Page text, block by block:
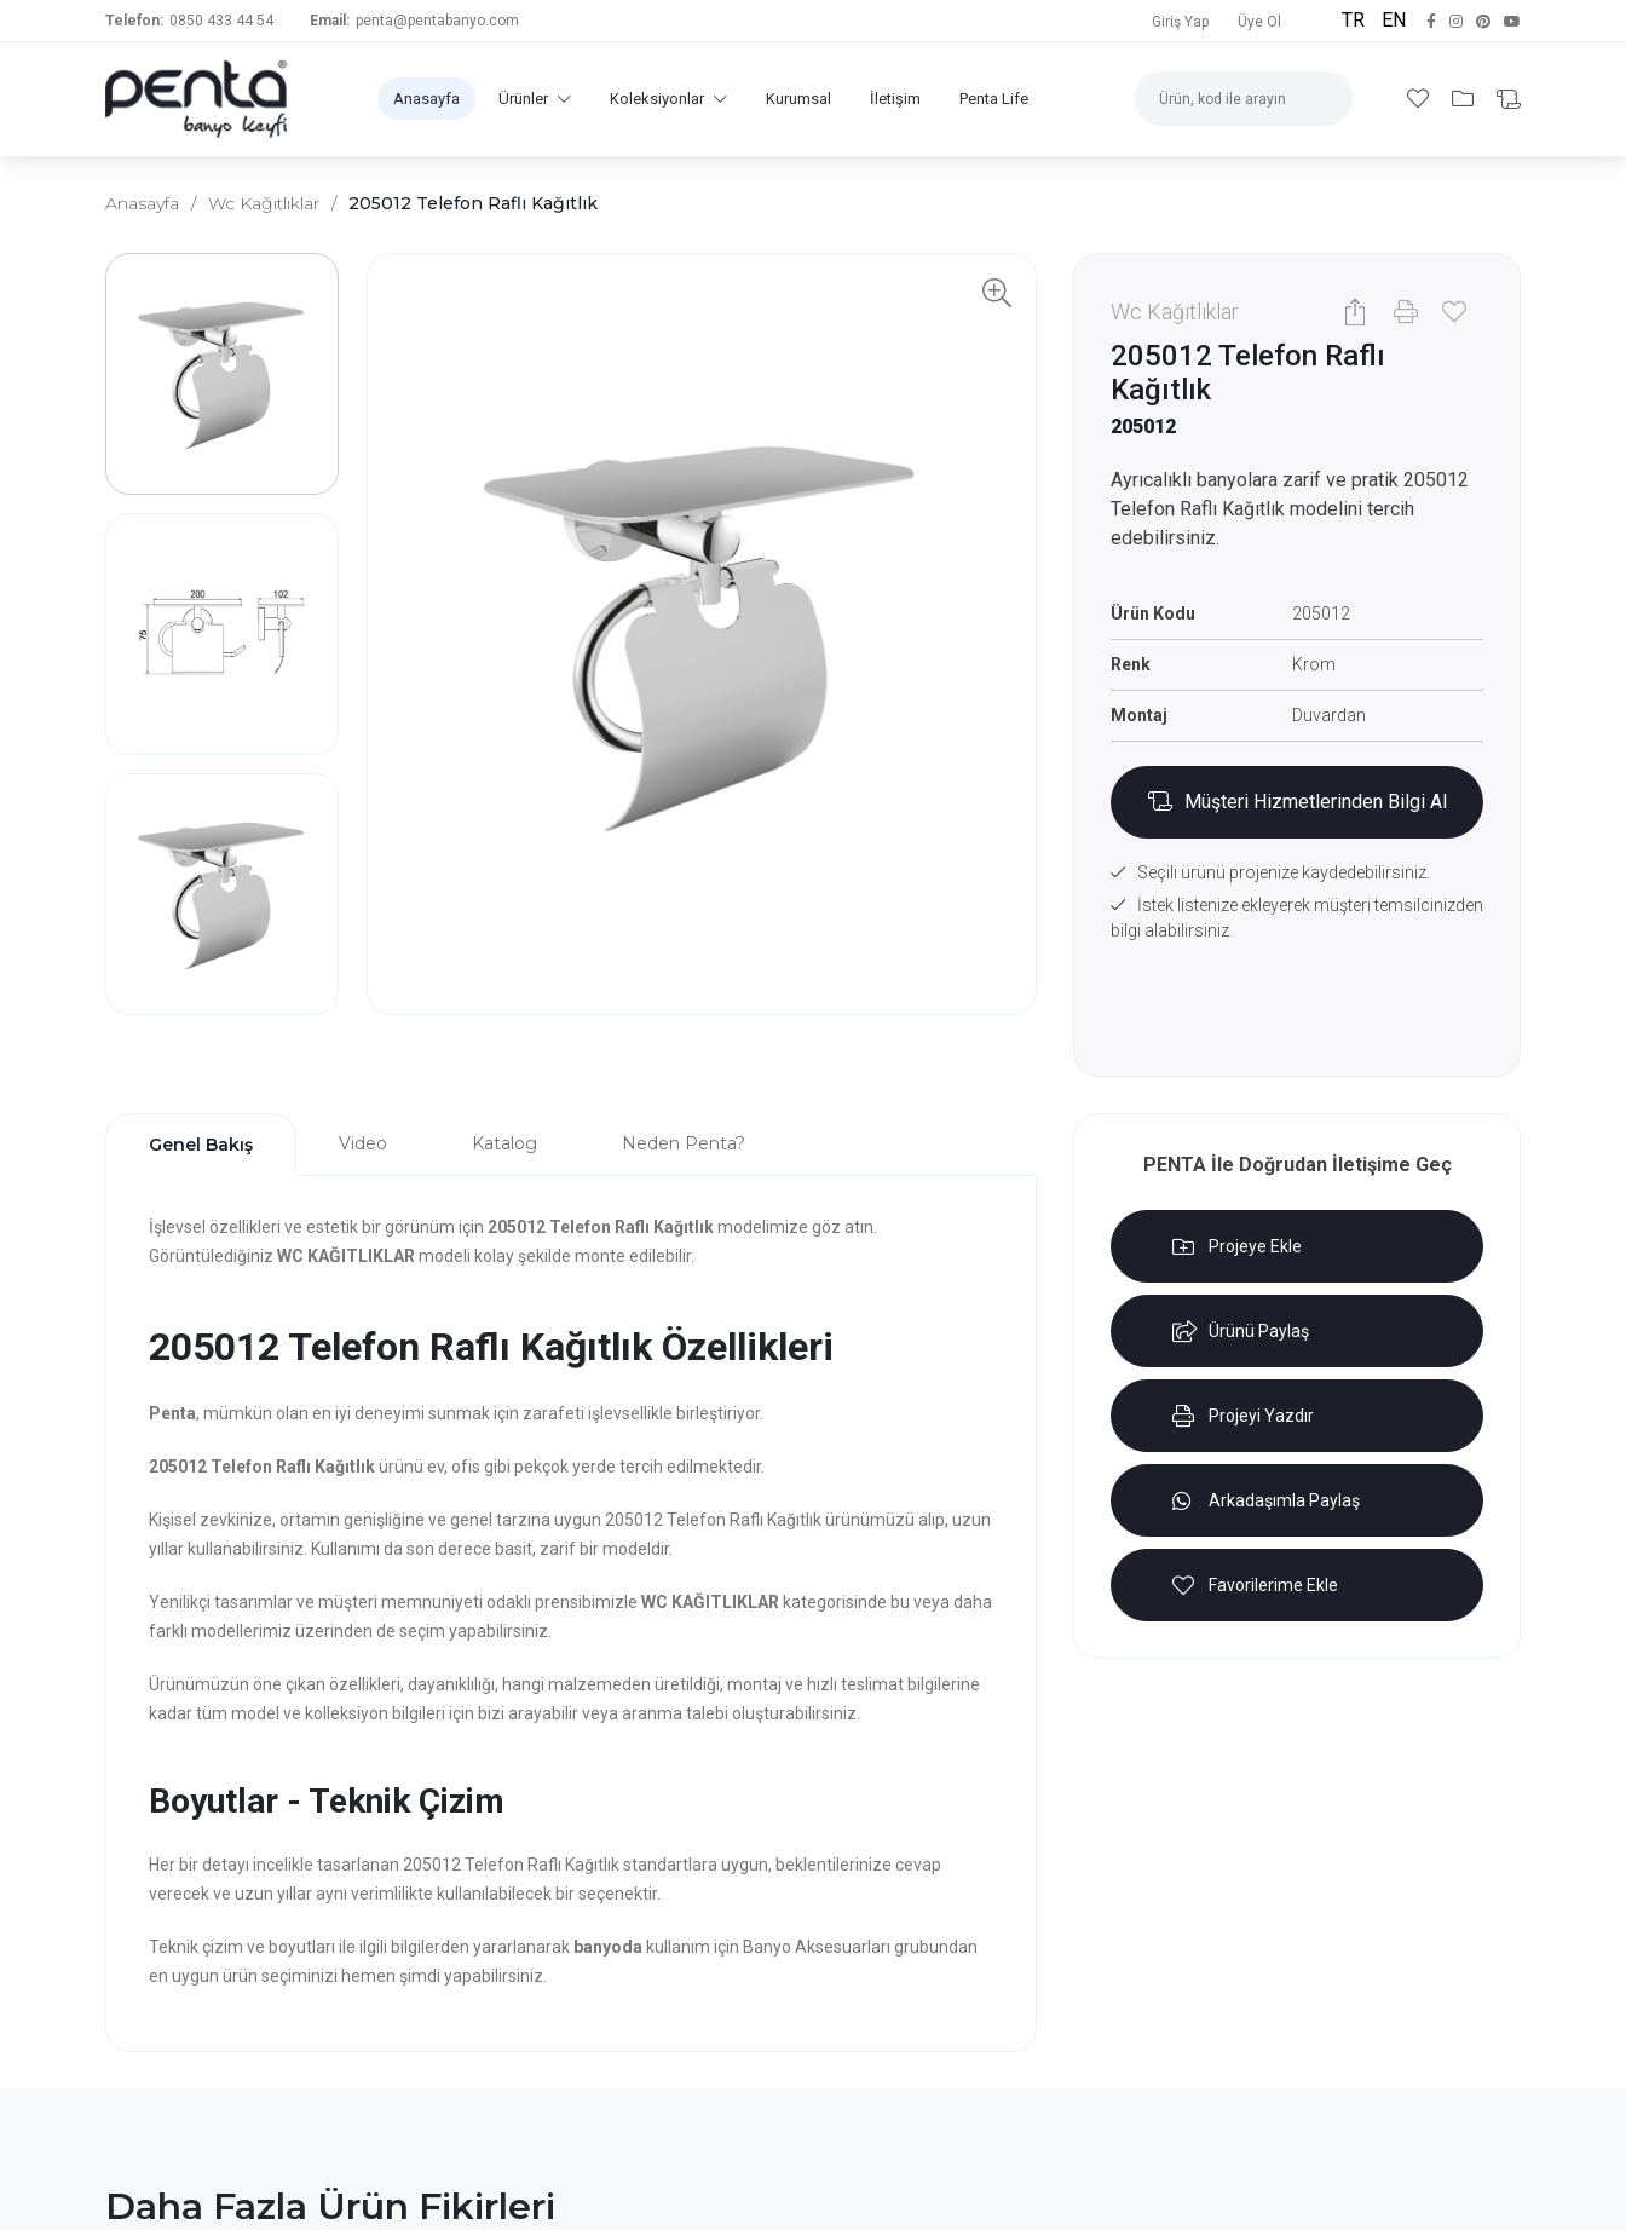
Telefon: 0850 433 44 54 Email: penta@pentabanyo.com Giriş Yap Üye Ol TR EN
Anasayfa Ürünler Koleksiyonlar Kurumsal İletişim Penta Life
Anasayfa / Wc Kağıtlıklar / 205012 Telefon Raflı Kağıtlık
Wc Kağıtlıklar
205012 Telefon Raflı
Kağıtlık
205012
Ayrıcalıklı banyolara zarif ve pratik 205012
Telefon Raflı Kağıtlık modelini tercih
edebilirsiniz.
Ürün Kodu 205012
Renk Krom
Montaj Duvardan
Müşteri Hizmetlerinden Bilgi Al
Seçili ürünü projenize kaydedebilirsiniz.
İstek listenize ekleyerek müşteri temsilcinizden
bilgi alabilirsiniz.
Genel Bakış Video Katalog Neden Penta?
İşlevsel özellikleri ve estetik bir görünüm için 205012 Telefon Raflı Kağıtlıkmodelimize göz atın.
Görüntülediğiniz WC KAĞITLIKLAR modeli kolay şekilde monte edilebilir.
205012 Telefon Raflı Kağıtlık Özellikleri
Penta, mümkün olan en iyi deneyimi sunmak için zarafeti işlevsellikle birleştiriyor.
205012 Telefon Raflı Kağıtlıkürünü ev, ofis gibi pekçok yerde tercih edilmektedir.
Kişisel zevkinize, ortamın genişliğine ve genel tarzına uygun 205012 Telefon Raflı Kağıtlık ürünümüzü alıp, uzun
yıllar kullanabilirsiniz. Kullanımı da son derece basit, zarif bir modeldir.
Yenilikçi tasarımlar ve müşteri memnuniyeti odaklı prensibimizle WC KAĞITLIKLAR kategorisinde bu veya daha
farklı modellerimiz üzerinden de seçim yapabilirsiniz.
Ürünümüzün öne çıkan özellikleri, dayanıklılığı, hangi malzemeden üretildiği, montaj ve hızlı teslimat bilgilerine
kadar tüm model ve kolleksiyon bilgileri için bizi arayabilir veya aranma talebi oluşturabilirsiniz.
Boyutlar - Teknik Çizim
Her bir detayı incelikle tasarlanan 205012 Telefon Raflı Kağıtlık standartlara uygun, beklentilerinize cevap
verecek ve uzun yıllar aynı verimlilikte kullanılabilecek bir seçenektir.
Teknik çizim ve boyutları ile ilgili bilgilerden yararlanarak banyoda kullanım için Banyo Aksesuarları grubundan
en uygun ürün seçiminizi hemen şimdi yapabilirsiniz.
PENTA İle Doğrudan İletişime Geç
Projeye Ekle
Ürünü Paylaş
Projeyi Yazdır
Arkadaşımla Paylaş
Favorilerime Ekle
Daha Fazla Ürün Fikirleri